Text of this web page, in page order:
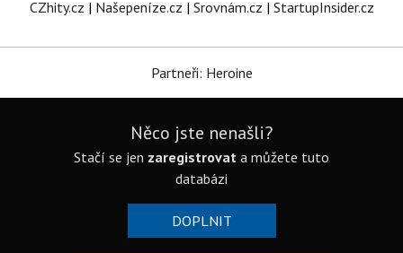
CZhity.cz | Našepeníze.cz | Srovnám.cz | StartupInsider.cz
Partneři: Heroine
Něco jste nenašli?
Stačí se jen zaregistrovat a můžete tuto
databázi
DOPLNIT